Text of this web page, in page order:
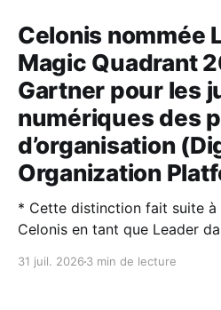
Celonis nommée
Magic Quadrant
Gartner pour les
numériques des
d’organisation
Organization
* Cette distinction fait suite à
Celonis en tant que Leader
jumeaux numériques
31 juil. 2026 3 min de lecture